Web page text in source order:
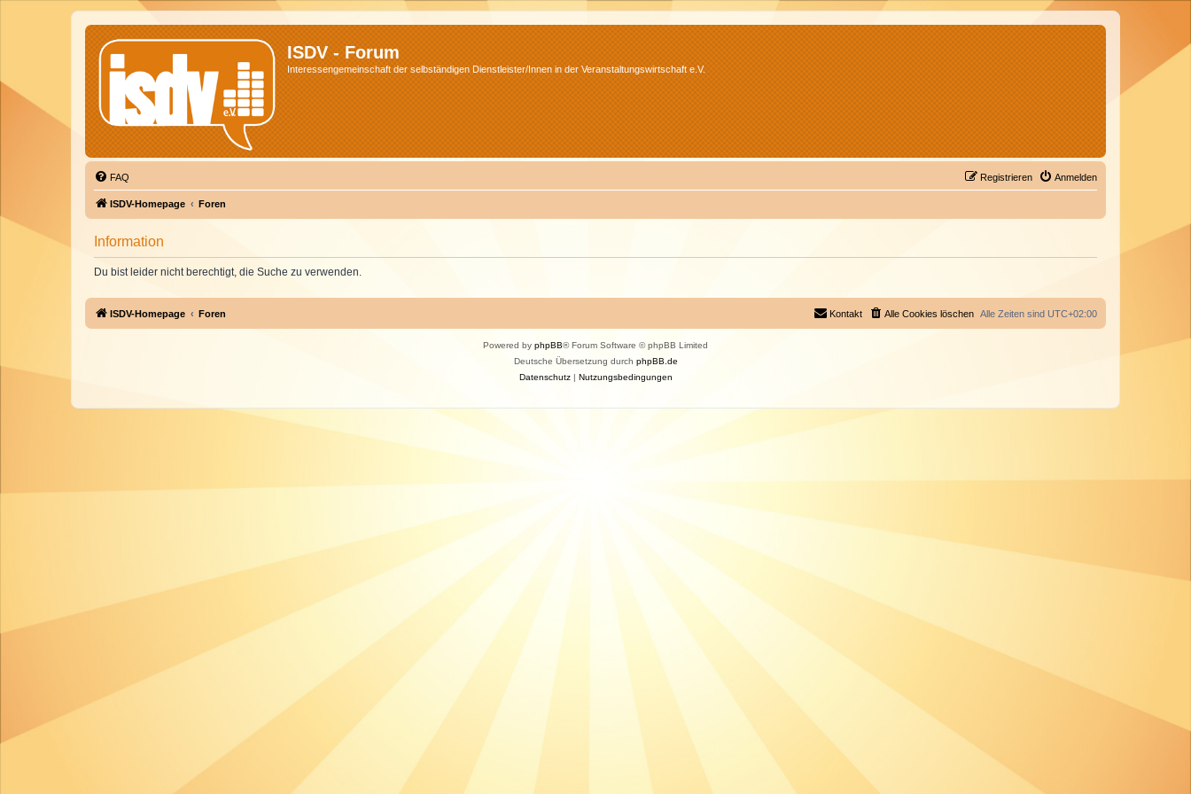
ISDV - Forum
Interessengemeinschaft der selbständigen Dienstleister/Innen in der Veranstaltungswirtschaft e.V.
FAQ Anmelden
Registrieren
ISDV-Homepage Foren
Information
Du bist leider nicht berechtigt, die Suche zu verwenden.
ISDV-Homepage Foren Alle Zeiten sind UTC+02:00
Alle Cookies löschen
Kontakt
Powered by phpBB® Forum Software © phpBB Limited
Deutsche Übersetzung durch phpBB.de
Datenschutz| Nutzungsbedingungen